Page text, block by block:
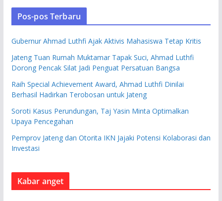
Pos-pos Terbaru
Gubernur Ahmad Luthfi Ajak Aktivis Mahasiswa Tetap Kritis
Jateng Tuan Rumah Muktamar Tapak Suci, Ahmad Luthfi
Dorong Pencak Silat Jadi Penguat Persatuan Bangsa
Raih Special Achievement Award, Ahmad Luthfi Dinilai
Berhasil Hadirkan Terobosan untuk Jateng
Soroti Kasus Perundungan, Taj Yasin Minta Optimalkan
Upaya Pencegahan
Pemprov Jateng dan Otorita IKN Jajaki Potensi Kolaborasi dan
Investasi
Kabar anget